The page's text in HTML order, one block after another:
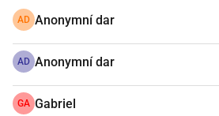
AD Anonymní dar
AD Anonymní dar
GA Gabriel